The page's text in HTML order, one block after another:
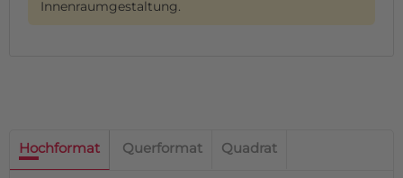
Innenraumgestaltung.
Hochformat Querformat Quadrat